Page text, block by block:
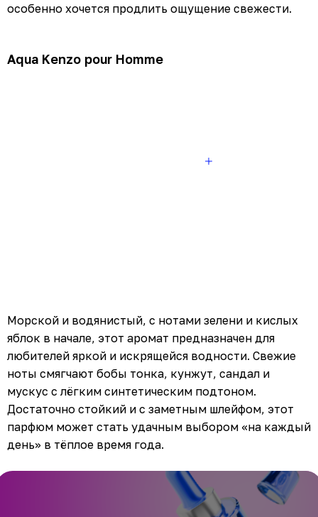
особенно хочется продлить ощущение свежести.
Aqua Kenzo pour Homme
Морской и водянистый, с нотами зелени и кислых
яблок в начале, этот аромат предназначен для
любителей яркой и искрящейся водности. Свежие
ноты смягчают бобы тонка, кунжут, сандал и
мускус с лёгким синтетическим подтоном.
Достаточно стойкий и с заметным шлейфом, этот
парфюм может стать удачным выбором «на каждый
день» в тёплое время года.